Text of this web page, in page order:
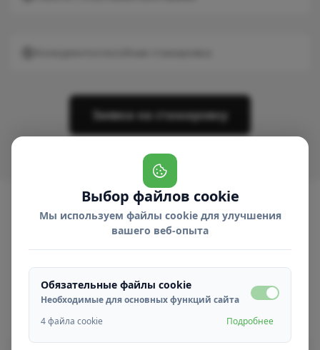
Заявка на стажировку
Какподать заявку?
01
Выбор файлов cookie
Мы используем файлы cookie для улучшения
вашего веб-опыта
Обязательные файлы cookie
Необходимые для основных функций сайта
4 файла cookie
Подробнее